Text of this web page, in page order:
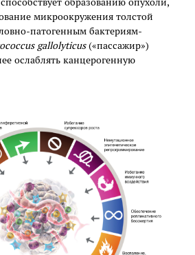
микроокружения толстой
патогенным бактериям-
gallolyticus(«пассажир»)
ослаблять канцерогенную